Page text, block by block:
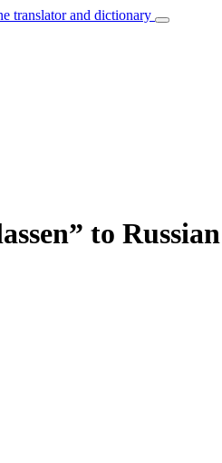
translator and dictionary
to Russian